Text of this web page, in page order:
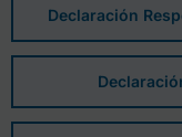
Declaración